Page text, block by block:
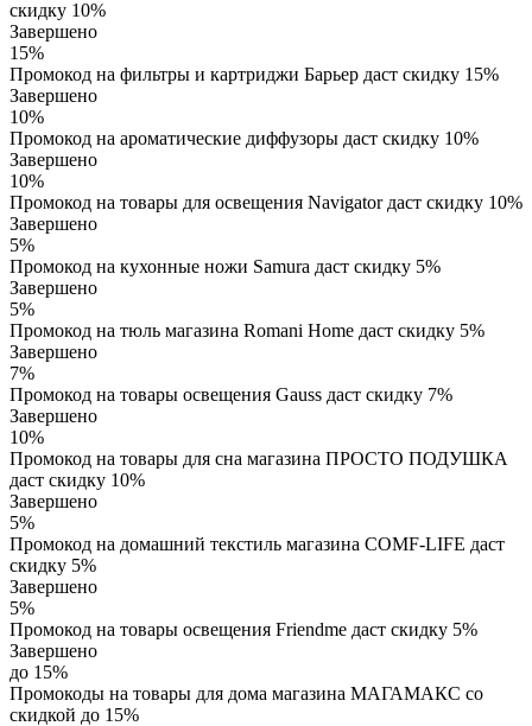
скидку 10%
Завершено
15%
Промокод на фильтры и картриджи Барьер даст скидку 15%
Завершено
10%
Промокод на ароматические диффузоры даст скидку 10%
Завершено
10%
Промокод на товары для освещения Navigator даст скидку 10%
Завершено
5%
Промокод на кухонные ножи Samura даст скидку 5%
Завершено
5%
Промокод на тюль магазина Romani Home даст скидку 5%
Завершено
7%
Промокод на товары освещения Gauss даст скидку 7%
Завершено
10%
Промокод на товары для сна магазина ПРОСТО ПОДУШКА
даст скидку 10%
Завершено
5%
Промокод на домашний текстиль магазина COMF-LIFE даст
скидку 5%
Завершено
5%
Промокод на товары освещения Friendme даст скидку 5%
Завершено
до 15%
Промокоды на товары для дома магазина МАГАМАКС со
скидкой до 15%